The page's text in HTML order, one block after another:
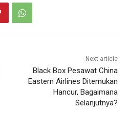
Next article
Black Box Pesawat China
Eastern Airlines Ditemukan
Hancur, Bagaimana
Selanjutnya?